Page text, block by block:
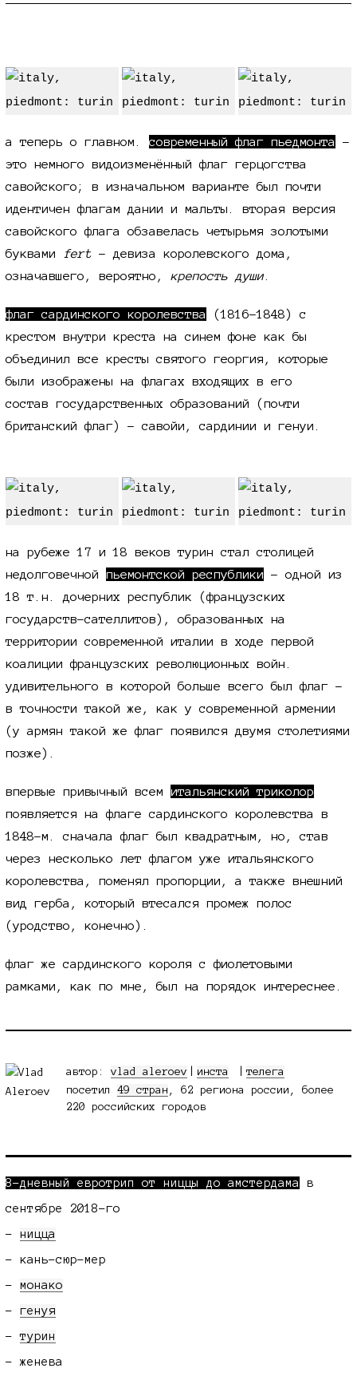
а теперь о главном. современный флаг пьедмонта
-
это немного видоизменённый флаг герцогства
савойского; в изначальном варианте был почти
идентичен флагам дании и мальты. вторая версия
савойского флага обзавелась четырьмя золотыми
буквами
fert - девиза королевского дома,
означавшего, вероятно, крепость души.
флаг сардинского королевства
(1816–1848) с
крестом внутри креста на синем фоне как бы
объединил все кресты святого георгия, которые
были изображены на флагах входящих в его
состав государственных образований (почти
британский флаг) - савойи, сардинии и генуи.
на рубеже 17 и 18 веков турин стал столицей
недолговечной пьемонтской республики - одной из
18 т.н. дочерних республик (французских
государств-сателлитов), образованных на
территории современной италии в ходе первой
коалиции французских революционных войн.
удивительного в которой больше всего был флаг -
в точности такой же, как у современной армении
(у армян такой же флаг появился двумя столетиями
позже).
впервые привычный всем итальянский триколор
появляется на флаге сардинского королевства в
1848-м. сначала флаг был квадратным, но, став
через несколько лет флагом уже итальянского
королевства, поменял пропорции, а также внешний
вид герба, который втесался промеж полос
(уродство, конечно).
флаг же сардинского короля с фиолетовыми
рамками, как по мне, был на порядок интереснее.
автор: vlad aleroev инста
телега
посетил 49 стран , 62 региона россии, более
220 российских городов
8-дневный евротрип от ниццы до амстердама
в
сентябре 2018-го
- ницца
- кань-сюр-мер
- монако
- генуя
-турин
- женева